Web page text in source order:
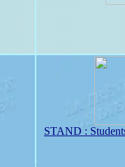
STAND :